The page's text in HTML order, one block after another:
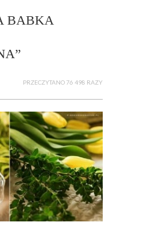
BABKA
PRZECZYTANO 76 498 RAZY